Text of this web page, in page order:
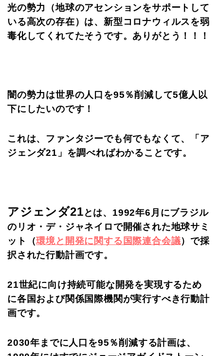
光の勢力（地球のアセンションをサポートして
いる高次の存在）は、新型コロナウィルスを弱
毒化してくれてたそうです。ありがとう！！！
闇の勢力は世界の人口を95％削減して5億人以
下にしたいのです！
これは、ファンタジーでも何でもなくて、「ア
ジェンダ21」を調べればわかることです。
アジェンダ21とは、1992年6月にブラジル
のリオ・デ・ジャネイロで開催された地球サミ
ット（環境と開発に関する国際連合会議）で採
択された行動計画です。
21世紀に向け持続可能な開発を実現するため
に各国および関係国際機関が実行すべき行動計
画です。
2030年までに人口を95％削減する計画は、